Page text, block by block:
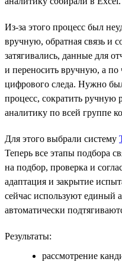
Из-за этого процесс был
вручную, обратная связь и
затягивались, данные для
и переносить вручную, а по
цифрового следа. Нужно
процесс, сократить ручную
аналитику по всей группе
Для этого выбрали систему
Теперь все этапы подбора
на подбор, проверка и
адаптация и закрытие
сейчас используют единый
автоматически
Результаты:
рассмотрение